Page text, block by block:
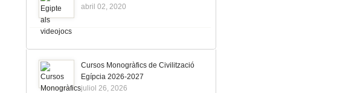
abril 02, 2020
Cursos Monogràfics de Civilització
Egípcia 2026-2027
juliol 26, 2026